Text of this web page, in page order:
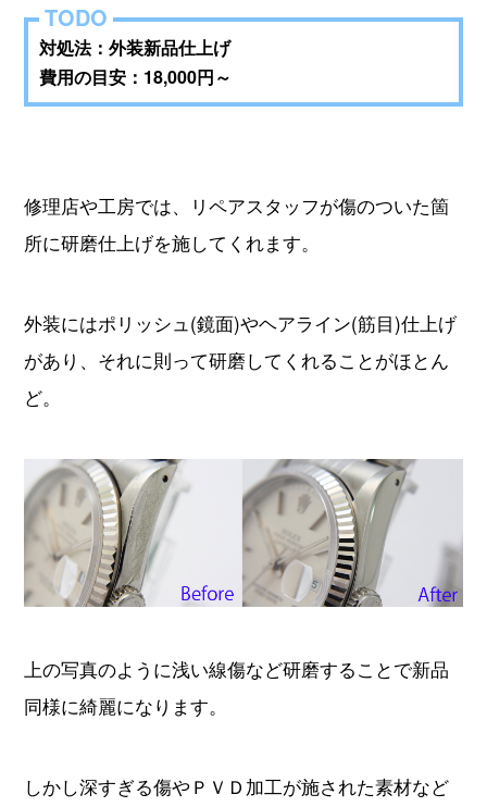
対処法：外装新品仕上げ
費用の目安：18,000円～
修理店や工房では、リペアスタッフが傷のついた箇
所に研磨仕上げを施してくれます。
外装にはポリッシュ(鏡面)やヘアライン(筋目)仕上げ
があり、それに則って研磨してくれることがほとん
ど。
上の写真のように浅い線傷など研磨することで新品
同様に綺麗になります。
しかし深すぎる傷やＰＶＤ加工が施された素材など